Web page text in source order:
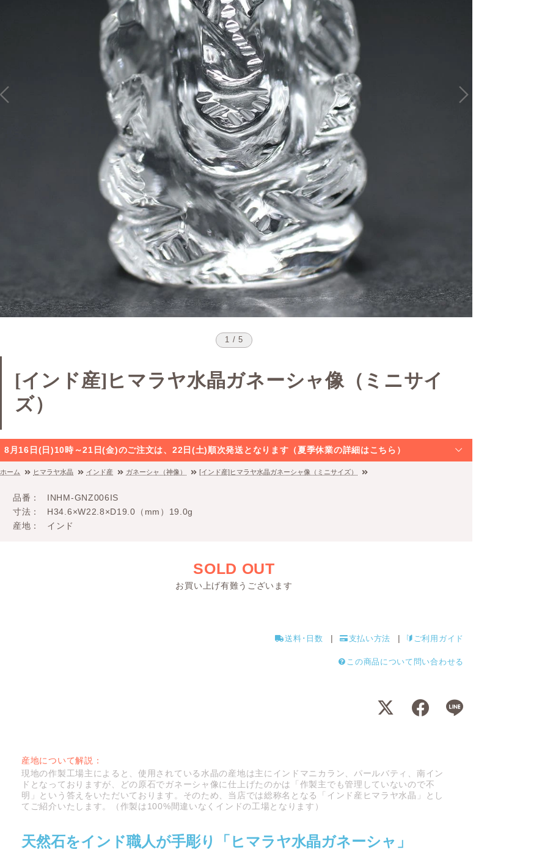
1 / 5
[インド産]ヒマラヤ水晶ガネーシャ像（ミニサイ
ズ）
8月16日(日)10時～21日(金)のご注文は、22日(土)順次発送となります（夏季休業の詳細はこちら）
ホーム ヒマラヤ水晶 インド産 ガネーシャ（神像） [インド産]ヒマラヤ水晶ガネーシャ像（ミニサイズ）
品番
INHM-GNZ006IS
寸法
H34.6×W22.8×D19.0（mm）19.0g
産地
インド
SOLD OUT
お買い上げ有難うございます
送料･日数 支払い方法 ご利用ガイド
この商品について問い合わせる
産地について解説：
現地の作製工場主によると、使用されている水晶の産地は主にインドマニカラン、パールバティ、南イン
ドとなっておりますが、どの原石でガネーシャ像に仕上げたのかは「作製主でも管理していないので不
明」という答えをいただいております。そのため、当店では総称名となる「インド産ヒマラヤ水晶」とし
てご紹介いたします。（作製は100%間違いなくインドの工場となります）
天然石をインド職人が手彫り「ヒマラヤ水晶ガネーシャ」